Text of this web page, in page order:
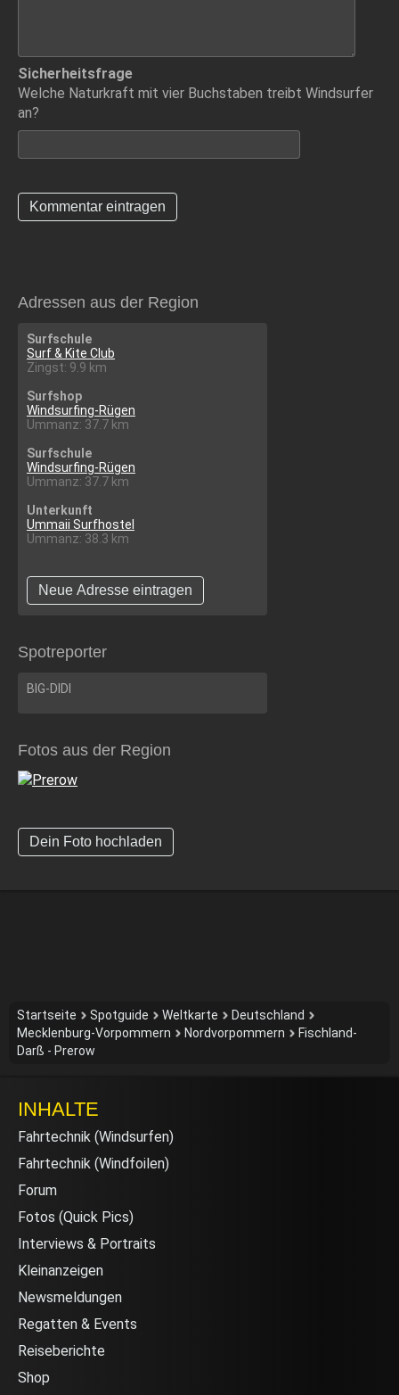
Sicherheitsfrage
Welche Naturkraft mit vier Buchstaben treibt Windsurfer
an?
Adressen aus der Region
Surfschule
Surf & Kite Club
Zingst: 9.9 km
Surfshop
Windsurfing-Rügen
Ummanz: 37.7 km
Surfschule
Windsurfing-Rügen
Ummanz: 37.7 km
Unterkunft
Ummaii Surfhostel
Ummanz: 38.3 km
Neue Adresse eintragen
Spotreporter
BIG-DIDI
Fotos aus der Region
Dein Foto hochladen
Startseite Spotguide Weltkarte
Deutschland
Mecklenburg-Vorpommern
Nordvorpommern
Fischland-
Darß - Prerow
INHALTE
Fahrtechnik (Windsurfen)
Fahrtechnik (Windfoilen)
Forum
Fotos (Quick Pics)
Interviews & Portraits
Kleinanzeigen
Newsmeldungen
Regatten & Events
Reiseberichte
Shop